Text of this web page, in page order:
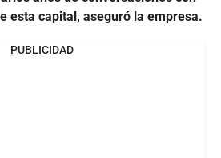
esta capital, aseguró la empresa.
PUBLICIDAD